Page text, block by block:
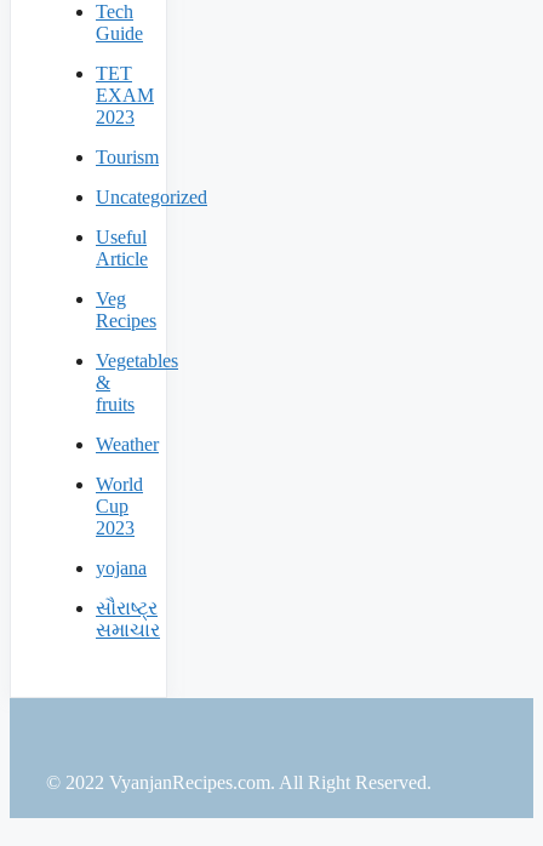
Tech
Guide
TET
EXAM
2023
Tourism
Uncategorized
Useful
Article
Veg
Recipes
Vegetables
&
fruits
Weather
World
Cup
2023
yojana
સૌરાષ્ટ્ર
સમાચાર
© 2022 VyanjanRecipes.com. All Right Reserved.